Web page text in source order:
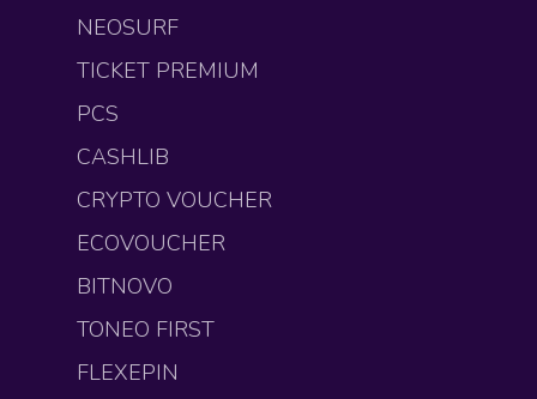
NEOSURF
TICKET PREMIUM
PCS
CASHLIB
CRYPTO VOUCHER
ECOVOUCHER
BITNOVO
TONEO FIRST
FLEXEPIN